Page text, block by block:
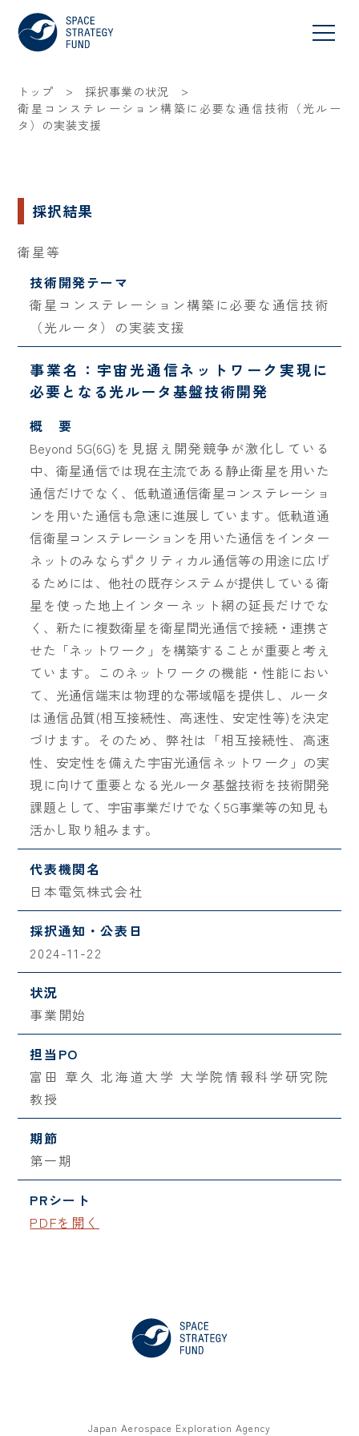
トップ > 採択事業の状況 >
衛星コンステレーション構築に必要な通信技術（光ルー
タ）の実装支援
採択結果
衛星等
技術開発テーマ
衛星コンステレーション構築に必要な通信技術
（光ルータ）の実装支援
事業名：宇宙光通信ネットワーク実現に
必要となる光ルータ基盤技術開発
概 要
Beyond 5G(6G)を見据え開発競争が激化している
中、衛星通信では現在主流である静止衛星を用いた
通信だけでなく、低軌道通信衛星コンステレーショ
ンを用いた通信も急速に進展しています。低軌道通
信衛星コンステレーションを用いた通信をインター
ネットのみならずクリティカル通信等の用途に広げ
るためには、他社の既存システムが提供している衛
星を使った地上インターネット網の延長だけでな
く、新たに複数衛星を衛星間光通信で接続・連携さ
せた「ネットワーク」を構築することが重要と考え
ています。このネットワークの機能・性能におい
て、光通信端末は物理的な帯域幅を提供し、ルータ
は通信品質(相互接続性、高速性、安定性等)を決定
づけます。そのため、弊社は「相互接続性、高速
性、安定性を備えた宇宙光通信ネットワーク」の実
現に向けて重要となる光ルータ基盤技術を技術開発
課題として、宇宙事業だけでなく5G事業等の知見も
活かし取り組みます。
代表機関名
日本電気株式会社
採択通知・公表日
2024-11-22
状況
事業開始
担当PO
富田 章久 北海道大学 大学院情報科学研究院
教授
期節
第一期
PRシート
PDFを開く
Japan Aerospace Exploration Agency